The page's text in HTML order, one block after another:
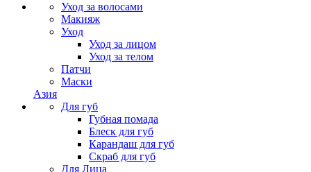
Уход за волосами
Макияж
Уход
Уход за лицом
Уход за телом
Патчи
Маски
Азия
Для губ
Губная помада
Блеск для губ
Карандаш для губ
Скраб для губ
Для Лица